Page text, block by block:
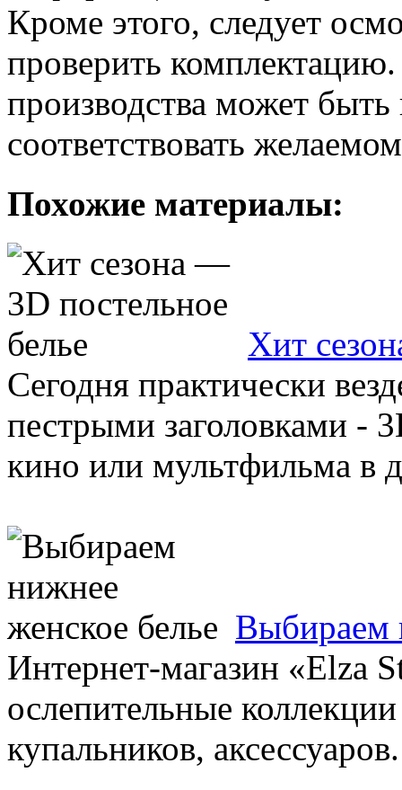
Кроме этого, следует
проверить
производства может быть
соответствовать
Похожие материалы:
Хит
Сегодня практически
пестрыми заголовками -
кино или мультфильма в
Выбираем
Интернет-магазин «Elza
ослепительные
купальников,